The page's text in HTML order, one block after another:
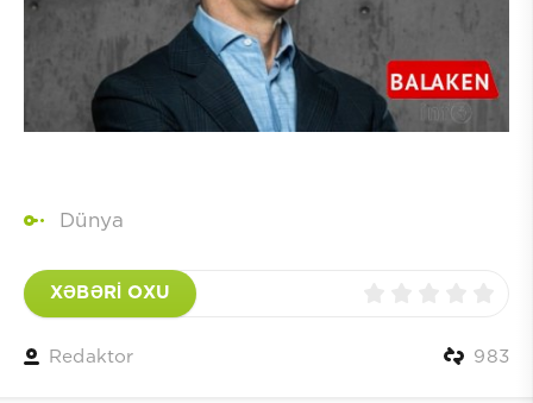
Dünya
XƏBƏRİ OXU
Redaktor 983